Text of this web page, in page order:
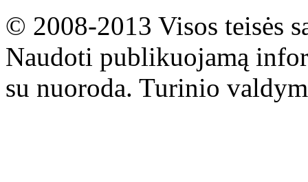
© 2008-2013 Visos teisės
Naudoti publikuojamą
su nuoroda. Turinio